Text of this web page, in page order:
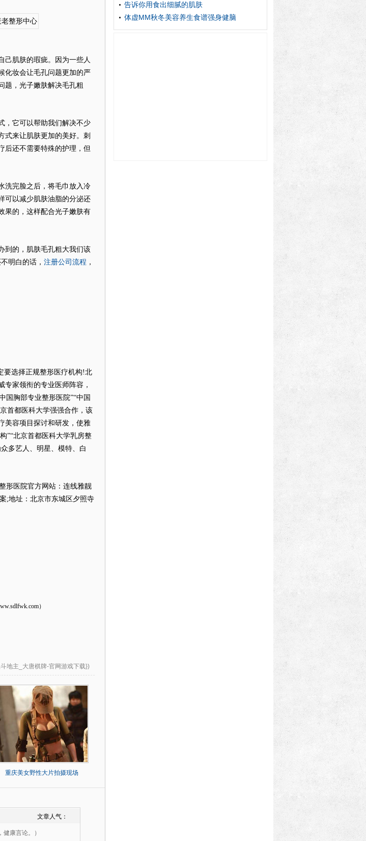
肌肤的瑕疵。因为一些人
化妆会让毛孔问题更加的严
题，光子嫩肤解决毛孔粗
它可以帮助我们解决不少
式来让肌肤更加的美好。刺
后还不需要特殊的护理，但
完脸之后，将毛巾放入冷
可以减少肌肤油脂的分泌还
果的，这样配合光子嫩肤有
的，肌肤毛孔粗大我们该
明白的话， 注册公司流程 ，
要选择正规整形医疗机构!北
家领衔的专业医师阵容，
国胸部专业整形医院”“中国
首都医科大学强强合作，该
美容项目探讨和研发，使雅
”“北京首都医科大学乳房整
多艺人、明星、模特、白
形医院官方网站：连线雅靓
;地址：北京市东城区夕照寺
）
斗地主_大唐棋牌-官网游戏下载})
重庆美女野性大片拍摄现场
文章人气：
康言论。）
告诉你用食出细腻的肌肤
体虚MM秋冬美容养生食谱强身健脑